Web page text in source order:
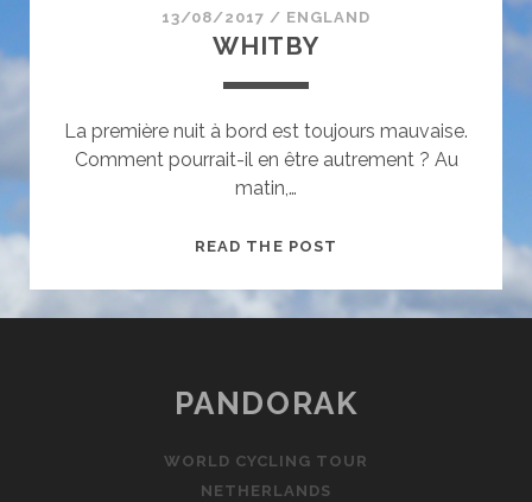
13/08/2017 / ENGLAND
WHITBY
La première nuit à bord est toujours mauvaise.
Comment pourrait-il en être autrement ? Au
matin,…
READ THE POST
PANDORAK
WORLD CYCLING TOUR
NETHERLANDS